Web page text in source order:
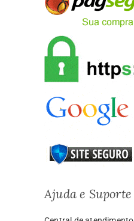
Ajuda e Suporte